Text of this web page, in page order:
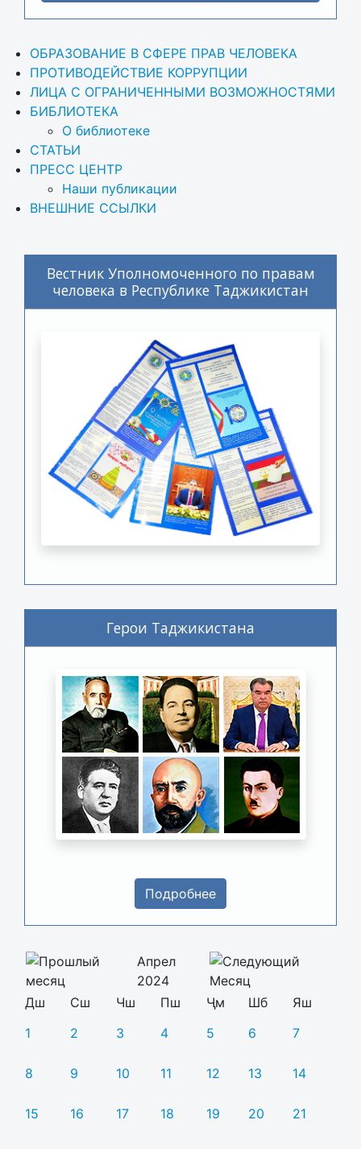
ОБРАЗОВАНИЕ В СФЕРЕ ПРАВ ЧЕЛОВЕКА
ПРОТИВОДЕЙСТВИЕ КОРРУПЦИИ
ЛИЦА С ОГРАНИЧЕННЫМИ ВОЗМОЖНОСТЯМИ
БИБЛИОТЕКА
О библиотеке
СТАТЬИ
ПРЕСС ЦЕНТР
Наши публикации
ВНЕШНИЕ ССЫЛКИ
Вестник Уполномоченного по правам
человека в Республике Таджикистан
Герои Таджикистана
Подробнее
Апрел
2024
Дш
Сш Чш Пш Ҷм Шб
Яш
1
2 3 4 5 6 7
8 9 10 11 12 13 14
15 16 17 18 19 20 21